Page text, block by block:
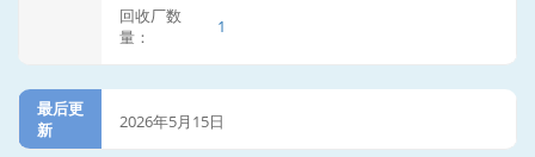
回收厂数
量：
1
最后更
新
2026年5月15日